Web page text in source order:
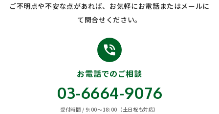
ご不明点や不安な点があれば、お気軽にお電話またはメールに
て問合せください。
phone_in_talk
お電話でのご相談
03-6664-9076
受付時間 / 9:00〜18:00（土日祝も対応）